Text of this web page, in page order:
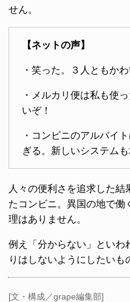
せん。
【ネットの声】
・笑った。３人ともかわ
・メルカリ便は私も使
いぞ！
・コンビニのアルバイ
ぎる。新しいシステムも
人々の便利さを追求した結
たコンビニ。異国の地で働
理はありません。
例え「分からない」といわ
りはしないようにしたいも
[文・構成／grape編集部]